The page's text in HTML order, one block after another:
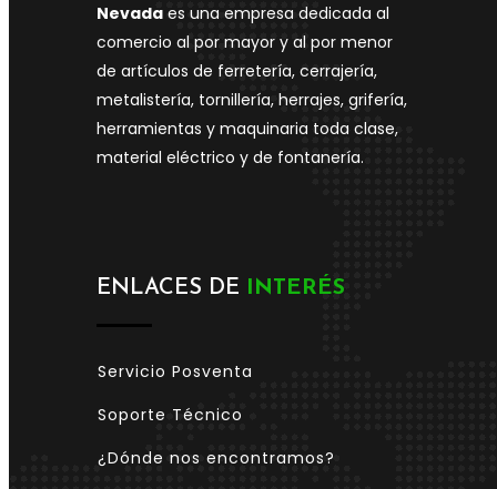
Nevada es una empresa dedicada al
comercio al por mayor y al por menor
de artículos de ferretería, cerrajería,
metalistería, tornillería, herrajes, grifería,
herramientas y maquinaria toda clase,
material eléctrico y de fontanería.
ENLACES DE INTERÉS
Servicio Posventa
Soporte Técnico
¿Dónde nos encontramos?